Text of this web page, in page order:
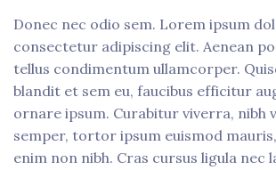
Donec nec odio sem. Lorem ipsum
consectetur adipiscing elit. Aenean
tellus condimentum ullamcorper.
blandit et sem eu, faucibus efficitur
ornare ipsum. Curabitur viverra, nibh
semper, tortor ipsum euismod
enim non nibh. Cras cursus ligula nec